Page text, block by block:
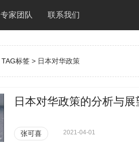
专家团队 联系我们
TAG标签 > 日本对华政策
日本对华政策的分析与展
张可喜 2021-04-01